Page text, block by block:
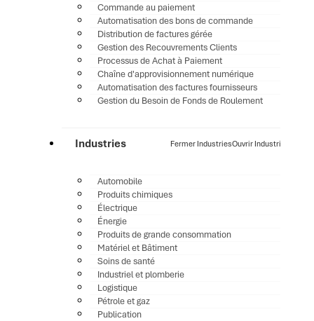
Commande au paiement
Automatisation des bons de commande
Distribution de factures gérée
Gestion des Recouvrements Clients
Processus de Achat à Paiement
Chaîne d'approvisionnement numérique
Automatisation des factures fournisseurs
Gestion du Besoin de Fonds de Roulement
Industries Fermer IndustriesOuvrir Industries
Automobile
Produits chimiques
Électrique
Énergie
Produits de grande consommation
Matériel et Bâtiment
Soins de santé
Industriel et plomberie
Logistique
Pétrole et gaz
Publication